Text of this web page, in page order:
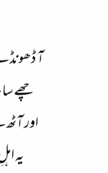
آ
چھے
اور
یہ